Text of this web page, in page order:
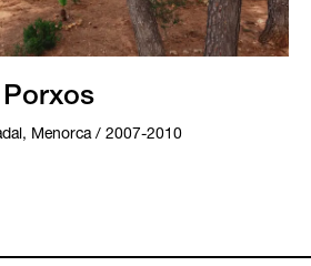
Menorca / 2007-2010